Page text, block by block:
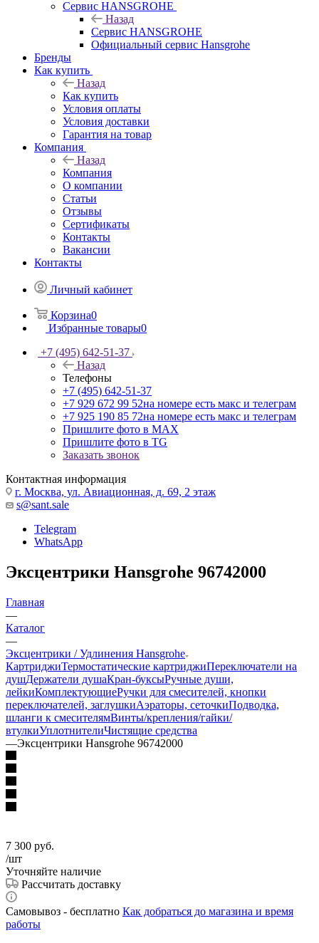
Сервис HANSGROHE
Назад
Сервис HANSGROHE
Официальный сервис Hansgrohe
Бренды
Как купить
Назад
Как купить
Условия оплаты
Условия доставки
Гарантия на товар
Компания
Назад
Компания
О компании
Статьи
Отзывы
Сертификаты
Контакты
Вакансии
Контакты
Личный кабинет
Корзина0
Избранные товары0
+7 (495) 642-51-37
Назад
Телефоны
+7 (495) 642-51-37
+7 929 672 99 52на номере есть макс и телеграм
+7 925 190 85 72на номере есть макс и телеграм
Пришлите фото в MAX
Пришлите фото в TG
Заказать звонок
Контактная информация
г. Москва, ул. Авиационная, д. 69, 2 этаж
s@sant.sale
Telegram
WhatsApp
Эксцентрики Hansgrohe 96742000
Главная
—
Каталог
—
Эксцентрики / Удлинения Hansgrohe
КартриджиТермостатические картриджиПереключатели на
душДержатели душаКран-буксыРучные души,
лейкиКомплектующиеРучки для смесителей, кнопки
переключателей, заглушкиАэраторы, сеточкиПодводка,
шланги к смесителямВинты/крепления/гайки/
втулкиУплотнителиЧистящие средства
—Эксцентрики Hansgrohe 96742000
7 300 руб.
/шт
Уточняйте наличие
Рассчитать доставку
Самовывоз - бесплатно Как добраться до магазина и время
работы